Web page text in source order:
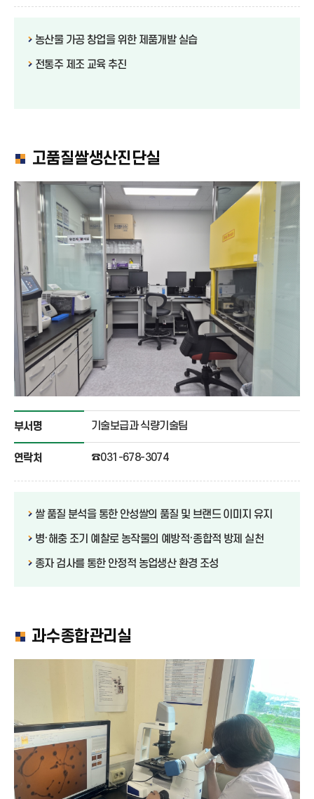
농산물 가공 창업을 위한 제품개발 실습
전통주 제조 교육 추진
고품질쌀생산진단실
부서명 기술보급과 식량기술팀
연락처 ☎031-678-3074
쌀 품질 분석을 통한 안성쌀의 품질 및 브랜드 이미지 유지
병·해충 조기 예찰로 농작물의 예방적·종합적 방제 실천
종자 검사를 통한 안정적 농업생산 환경 조성
과수종합관리실